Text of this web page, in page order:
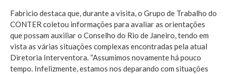
Fabricio destaca que, durante a visita, o Grupo de Trabalho do
CONTER coletou informações para avaliar as orientações
que possam auxiliar o Conselho do Rio de Janeiro, tendo em
vista as várias situações complexas encontradas pela atual
Diretoria Interventora. “Assumimos novamente há pouco
tempo. Infelizmente, estamos nos deparando com situações